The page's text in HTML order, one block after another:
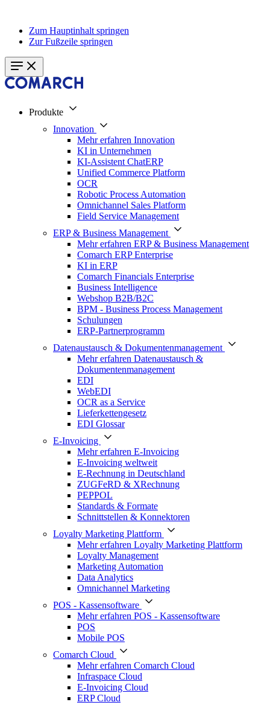
Zum Hauptinhalt springen
Zur Fußzeile springen
Produkte
Innovation
Mehr erfahren Innovation
KI in Unternehmen
KI-Assistent ChatERP
Unified Commerce Platform
OCR
Robotic Process Automation
Omnichannel Sales Platform
Field Service Management
ERP & Business Management
Mehr erfahren ERP & Business Management
Comarch ERP Enterprise
KI in ERP
Comarch Financials Enterprise
Business Intelligence
Webshop B2B/B2C
BPM - Business Process Management
Schulungen
ERP-Partnerprogramm
Datenaustausch & Dokumentenmanagement
Mehr erfahren Datenaustausch &
Dokumentenmanagement
EDI
WebEDI
OCR as a Service
Lieferkettengesetz
EDI Glossar
E-Invoicing
Mehr erfahren E-Invoicing
E-Invoicing weltweit
E-Rechnung in Deutschland
ZUGFeRD & XRechnung
PEPPOL
Standards & Formate
Schnittstellen & Konnektoren
Loyalty Marketing Plattform
Mehr erfahren Loyalty Marketing Plattform
Loyalty Management
Marketing Automation
Data Analytics
Omnichannel Marketing
POS - Kassensoftware
Mehr erfahren POS - Kassensoftware
POS
Mobile POS
Comarch Cloud
Mehr erfahren Comarch Cloud
Infraspace Cloud
E-Invoicing Cloud
ERP Cloud